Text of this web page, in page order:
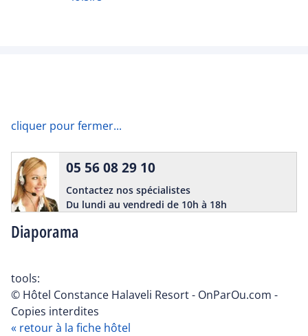
cliquer pour fermer...
Diaporama
05 56 08 29 10
Contactez nos spécialistes
Du lundi au vendredi de 10h à 18h
tools:
© Hôtel Constance Halaveli Resort - OnParOu.com -
Copies interdites
« retour à la fiche hôtel